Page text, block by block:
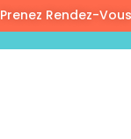
Prenez Rendez-Vous